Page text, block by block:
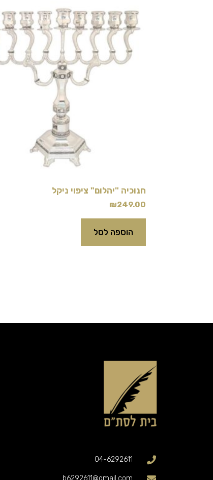
חנוכיה "יהלום" ציפוי ניקל
₪249.00
הוספה לסל
04-6292611